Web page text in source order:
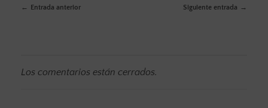
Entrada anterior Siguiente entrada
Los comentarios están cerrados.